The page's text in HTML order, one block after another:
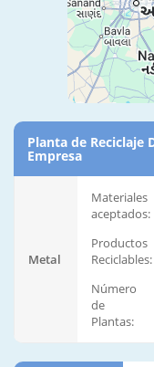
Planta de Reciclaje
Empresa
Metal
Materiales
aceptados:
Productos
Reciclables:
Número
de
Plantas: